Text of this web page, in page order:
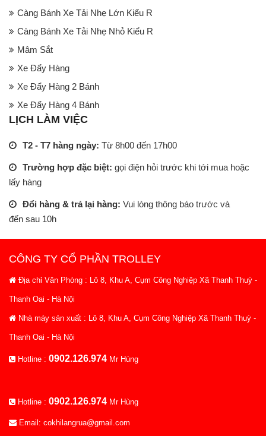
Càng Bánh Xe Tải Nhẹ Lớn Kiểu R
Càng Bánh Xe Tải Nhẹ Nhỏ Kiểu R
Mâm Sắt
Xe Đẩy Hàng
Xe Đẩy Hàng 2 Bánh
Xe Đẩy Hàng 4 Bánh
LỊCH LÀM VIỆC
T2 - T7 hàng ngày: Từ 8h00 đến 17h00
Trường hợp đặc biệt: gọi điện hỏi trước khi tới mua hoặc
lấy hàng
Đổi hàng & trả lại hàng: Vui lòng thông báo trước và
đến sau 10h
CÔNG TY CỔ PHẦN TROLLEY
Địa chỉ Văn Phòng : Lô 8, Khu A, Cụm Công Nghiệp Xã Thanh Thuỳ -
Thanh Oai - Hà Nội
Nhà máy sản xuất : Lô 8, Khu A, Cụm Công Nghiệp Xã Thanh Thuỳ -
Thanh Oai - Hà Nội
Hotline : 0902.126.974 Mr Hùng
Hotline : 0902.126.974 Mr Hùng
Email: cokhilangrua@gmail.com